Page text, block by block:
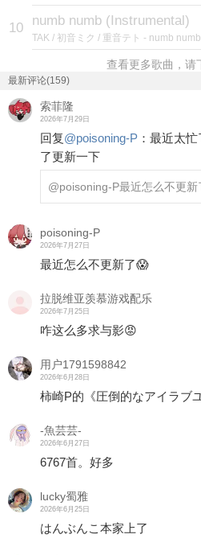
10 numb numb (Instrumental)
TAK / 初音ミク / 重音テト - numb numb
查看更多歌曲，请
最新评论(159)
索菲隆
2026年7月29日
回复@poisoning-P ： 最近太忙
了更新一下
@poisoning-P最近怎么不更新
poisoning-P
2026年7月27日
最近怎么不更新了😱
拉脱维亚羡慕游戏配乐
2026年7月25日
咋这么多求与影😡
用户1791598842
2026年6月28日
柿崎P的《圧倒的なアイラブ
-魚芸芸-
2026年6月27日
6767首。好多
lucky蜀雅
2026年6月25日
はんぶんこ本家上了